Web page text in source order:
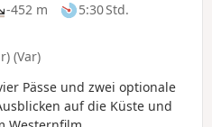
-452 m
5:30 Std.
(Var)
Pässe und zwei optionale
auf die Küste und